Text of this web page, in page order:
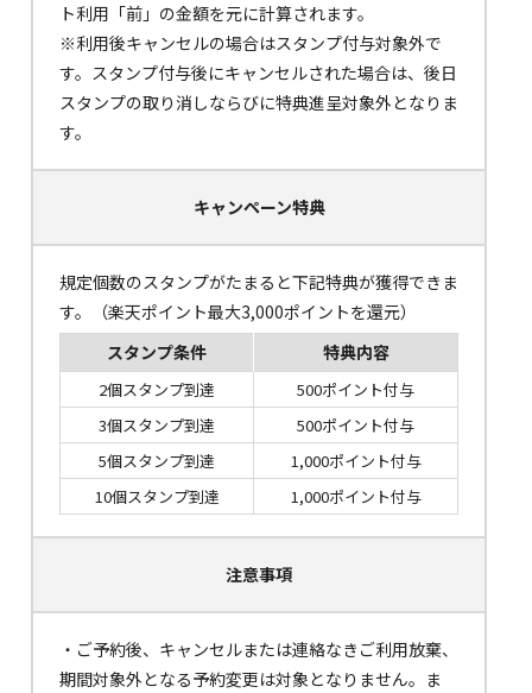
ト利用「前」の金額を元に計算されます。
※利用後キャンセルの場合はスタンプ付与対象外で
す。スタンプ付与後にキャンセルされた場合は、後日
スタンプの取り消しならびに特典進呈対象外となりま
す。
キャンペーン特典
規定個数のスタンプがたまると下記特典が獲得できま
す。（楽天ポイント最大3,000ポイントを還元）
スタンプ条件
特典内容
2個スタンプ到達
500ポイント付与
3個スタンプ到達
500ポイント付与
5個スタンプ到達
1,000ポイント付与
10個スタンプ到達
1,000ポイント付与
注意事項
・ご予約後、キャンセルまたは連絡なきご利用放棄、
期間対象外となる予約変更は対象となりません。ま